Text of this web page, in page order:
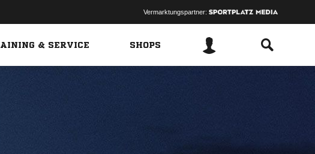
Vermarktungspartner:
& SERVICE SHOPS